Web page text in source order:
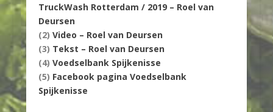
TruckWash Rotterdam / 2019 – Roel van
Deursen
(2) Video – Roel van Deursen
(3) Tekst – Roel van Deursen
(4) Voedselbank Spijkenisse
(5) Facebook pagina Voedselbank
Spijkenisse